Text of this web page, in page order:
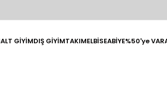
ALT GİYİMDIŞ GİYİMTAKIMELBİSEABİYE%50'ye